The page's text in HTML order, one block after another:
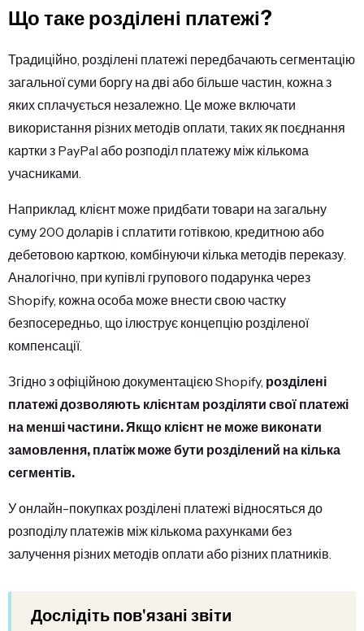
Що таке розділені платежі?
Традиційно, розділені платежі передбачають сегментацію
загальної суми боргу на дві або більше частин, кожна з
яких сплачується незалежно. Це може включати
використання різних методів оплати, таких як поєднання
картки з PayPal або розподіл платежу між кількома
учасниками.
Наприклад, клієнт може придбати товари на загальну
суму 200 доларів і сплатити готівкою, кредитною або
дебетовою карткою, комбінуючи кілька методів переказу.
Аналогічно, при купівлі групового подарунка через
Shopify, кожна особа може внести свою частку
безпосередньо, що ілюструє концепцію розділеної
компенсації.
Згідно з офіційною документацією Shopify, розділені
платежі дозволяють клієнтам розділяти свої платежі
на менші частини. Якщо клієнт не може виконати
замовлення, платіж може бути розділений на кілька
сегментів.
У онлайн-покупках розділені платежі відносяться до
розподілу платежів між кількома рахунками без
залучення різних методів оплати або різних платників.
Дослідіть пов'язані звіти